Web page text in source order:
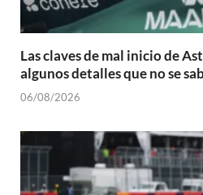
Las claves de mal inicio de
algunos detalles que no se
06/08/2026